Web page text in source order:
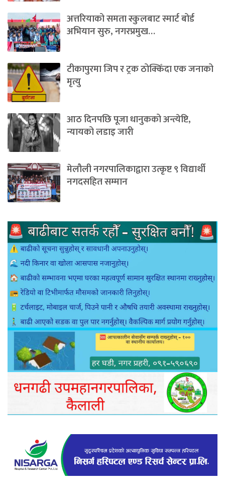
अत्तरियाको समता स्कुलबाट स्मार्ट बोर्ड
अभियान सुरु, नगरप्रमुख…
टीकापुरमा जिप र ट्रक ठोक्किँदा एक जनाको
मृत्यु
आठ दिनपछि पूजा धानुकको अन्त्येष्टि,
न्यायको लडाइ जारी
मेलौली नगरपालिकाद्वारा उत्कृष्ट ९ विद्यार्थी
नगदसहित सम्मान